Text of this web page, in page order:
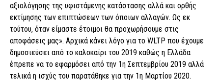
αξιολόγησης της υφιστάµενης κατάστασης αλλά και ορθής
εκτίµησης των επιπτώσεων των όποιων αλλαγών. Ως εκ
τούτου, όταν είµαστε έτοιµοι θα προχωρήσουµε στις
αποφάσεις µας». Αρχικά κάνει λόγο για το WLTP που έχουμε
δημοσιεύσει από το καλοκαίρι του 2019 καθώς η Ελλάδα
έπρεπε να το εφαρμόσει από την 1η Σεπτεμβρίου 2019 αλλά
τελικά η ισχύς του παρατάθηκε για την 1η Μαρτίου 2020.